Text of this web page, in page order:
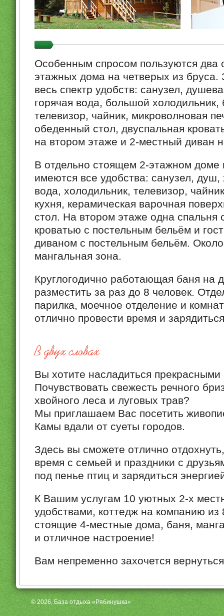
Особенным спросом пользуются два
этажных дома на четверых из бруса.
весь спектр удобств: санузел,
горячая вода, большой
телевизор, чайник, микроволновая
обеденный стол, двуспальная
на втором этаже и 2-местный диван
В отдельно стоящем 2-этажном доме
имеются все удобства: санузел, душ,
вода, холодильник, телевизор,
кухня, керамическая варочная
стол. На втором этаже одна спальня
кроватью с постельным бельём и
диваном с постельным бельём.
мангальная зона.
Круглогодично работающая баня на
разместить за раз до 8 человек.
парилка, моечное отделение и
отлично провести время и
В двух словах
Вы хотите насладиться
Почувствовать свежесть речного
хвойного леса и луговых трав?
Мы приглашаем Вас посетить
Камы вдали от суеты городов.
Здесь вы сможете отлично
время с семьей и праздники с
под пенье птиц и зарядиться
К Вашим услугам 10 уютных 2-х
удобствами, коттедж на компанию из
стоящие 4-местные дома, баня,
и отличное настроение!
Вам непременно захочется
© 2026, База отдыха «Рябинушка»